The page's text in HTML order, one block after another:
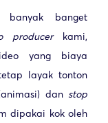
banget
producerkami,
yang biaya
layak tonton
dan stop
dipakai kok oleh